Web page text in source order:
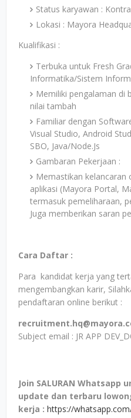
Status karyawan :
Lokasi : Mayora
Kualifikasi :
Terbuka untuk Fresh
Informatika/Sistem
Memiliki pengalaman di
nilai tambah
Familiar dengan
Visual Studio, Android
SBO, Java/Node.Js
Gambaran Pekerjaan :
Memastikan kelancaran
aplikasi (Mayora Portal,
termasuk pemeliharaan,
Juga memberikan saran
Cara Daftar :
Para kandidat kerja yang
mengembangkan karir,
pendaftaran online berikut :
Subject email : JR APP
Join SALURAN
update dan terbaru
kerja : https://